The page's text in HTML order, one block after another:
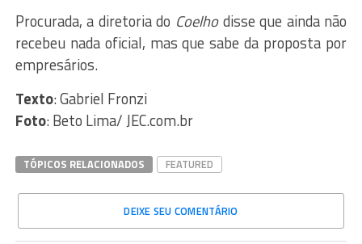
Procurada, a diretoria do Coelhodisse que ainda não
recebeu nada oficial, mas que sabe da proposta por
empresários.
Texto: Gabriel Fronzi
Foto: Beto Lima/ JEC.com.br
TÓPICOS RELACIONADOS FEATURED
DEIXE SEU COMENTÁRIO